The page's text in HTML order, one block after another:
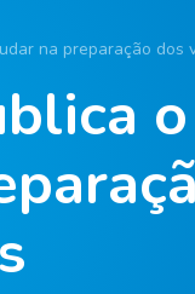
na preparação dos